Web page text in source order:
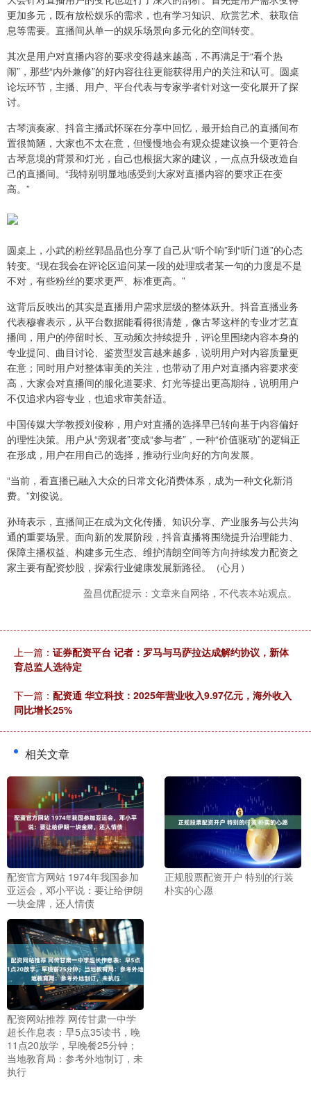
更加多元，既有放松娱乐的需求，也有学习知识、欣赏艺术、获取信
息等需要。直播间从单一的娱乐场景向多元化的空间转变。
其次是用户对直播内容的要求变得越来越高，不再满足于“看个热
闹”，那些“内外兼修”的好内容往往更能获得用户的关注和认可。圆桌
论坛环节，主播、用户、平台代表与专家学者针对这一变化展开了探
讨。
古琴演奏家、抖音主播武怀琛在分享中回忆，最开始自己的直播间布
置很简陋，大家也不太在意，但慢慢地会有观众提建议换一个更符合
古琴意境的背景和灯光，自己也根据大家的建议，一点点升级改造自
己的直播间。“我特别明显地感受到大家对直播内容的要求正在变
高。”
圆桌上，小武的粉丝郭晶晶也分享了自己从“听个响”到“听门道”的心态
转变。“现在我会在评论区追问某一段的处理或者某一句的力度是不是
不对，有些粉丝的要求更严、标准更高。”
这背后反映出的其实是直播用户需求层级的整体跃升。抖音直播业务
代表穆睿表示，从平台数据能看得很清楚，像古琴这样的专业才艺直
播间，用户的停留时长、互动频次持续提升，评论里围绕内容本身的
专业提问、曲目讨论、鉴赏型发言越来越多，说明用户对内容质量更
在意；同时用户对整体审美的关注，也带动了用户对直播内容要求变
高，大家会对直播间的服化道要求、灯光等提出更高期待，说明用户
不仅追求内容专业，也追求审美舒适。
中国传媒大学教授刘俊称，用户对直播的选择早已转向基于内容偏好
的理性决策。用户从“旁观者”变成“参与者”，一种“价值驱动”的逻辑正
在形成，用户在用自己的选择，推动行业向好的方向发展。
“当前，看直播已融入大众的日常文化消费体系，成为一种文化新消
费。”刘俊说。
孙琦表示，直播间正在成为文化传播、知识分享、产业服务与公共沟
通的重要场景。面向新的发展阶段，抖音直播将围绕提升治理能力、
保障主播权益、构建多元生态、维护清朗空间等方向持续发力配资之
家主要有配资炒股，探索行业健康发展新路径。（心月）
盈昌优配提示：文章来自网络，不代表本站观点。
上一篇： 证券配资平台 记者：罗马与马萨拉达成解约协议，新体
育总监人选待定
下一篇： 配资通 华立科技：2025年营业收入9.97亿元，海外收入
同比增长25%
相关文章
配资官方网站 1974年我国参加
亚运会，邓小平说：要让给伊朗
一块金牌，还人情债
正规股票配资开户 特别的行装
朴实的心愿
配资网站推荐 网传甘肃一中学
超长作息表：早5点35读书，晚
11点20放学，早晚餐25分钟；
当地教育局：参考外地制订，未
执行